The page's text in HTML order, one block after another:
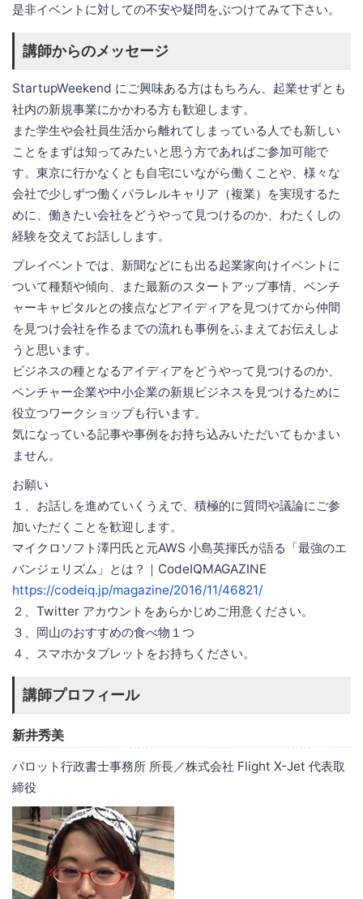
是非イベントに対しての不安や疑問をぶつけてみて下さい。
講師からのメッセージ
StartupWeekend にご興味ある⽅はもちろん、起業せずとも
社内の新規事業にかかわる⽅も歓迎します。
また学⽣や会社員⽣活から離れてしまっている⼈でも新しい
ことをまずは知ってみたいと思う⽅であればご参加可能で
す。東京に⾏かなくとも⾃宅にいながら働くことや、様々な
会社で少しずつ働くパラレルキャリア（複業）を実現するた
めに、働きたい会社をどうやって⾒つけるのか、わたくしの
経験を交えてお話しします。
プレイベントでは、新聞などにも出る起業家向けイベントに
ついて種類や傾向、また最新のスタートアップ事情、ベンチ
ャーキャピタルとの接点などアイディアを⾒つけてから仲間
を⾒つけ会社を作るまでの流れも事例をふまえてお伝えしよ
うと思います。
ビジネスの種となるアイディアをどうやって⾒つけるのか、
ベンチャー企業や中⼩企業の新規ビジネスを⾒つけるために
役⽴つワークショップも⾏います。
気になっている記事や事例をお持ち込みいただいてもかまい
ません。
お願い
１、お話しを進めていくうえで、積極的に質問や議論にご参
加いただくことを歓迎します。
マイクロソフト澤円⽒と元AWS ⼩島英揮⽒が語る「最強のエ
バンジェリズム」とは？｜CodeIQMAGAZINE
https://codeiq.jp/magazine/2016/11/46821/
２、Twitter アカウントをあらかじめご⽤意ください。
３、岡⼭のおすすめの⾷べ物１つ
４、スマホかタブレットをお持ちください。
講師プロフィール
新井秀美
パロット⾏政書⼠事務所 所⻑／株式会社 Flight X-Jet 代表取
締役